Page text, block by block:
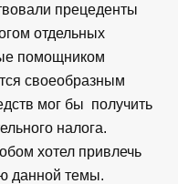
прецеденты
отдельных
помощником
своеобразным
мог бы получить
налога.
хотел привлечь
данной темы.